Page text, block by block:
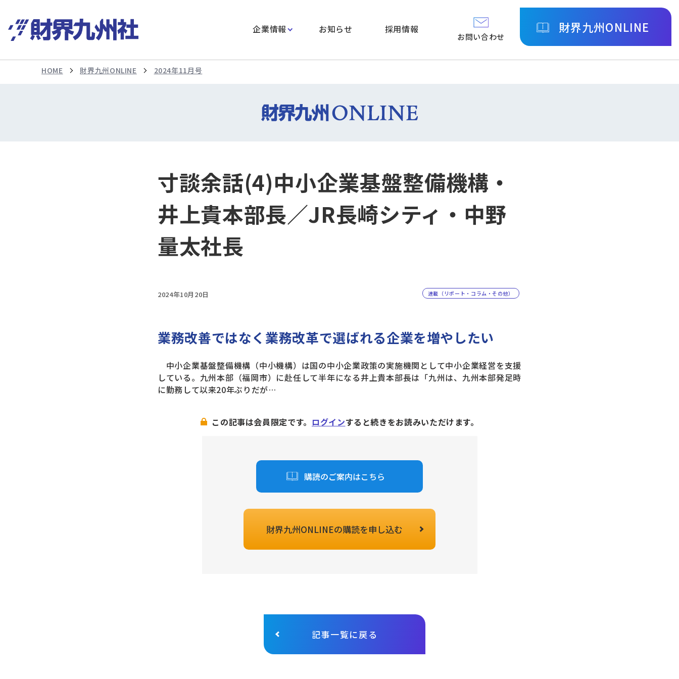
企業情報 お知らせ 採用情報
お問い合わせ
財界九州ONLINE
HOME 財界九州ONLINE 2024年11月号
寸談余話(4)中小企業基盤整備機構・
井上貴本部長／JR長崎シティ・中野
量太社長
2024年10月20日 連載（リポート・コラム・その他）
業務改善ではなく業務改革で選ばれる企業を増やしたい
中小企業基盤整備機構（中小機構）は国の中小企業政策の実施機関として中小企業経営を支援
している。九州本部（福岡市）に赴任して半年になる井上貴本部長は「九州は、九州本部発足時
に勤務して以来20年ぶりだが…
この記事は会員限定です。 ログインすると続きをお読みいただけます。
購読のご案内はこちら
財界九州ONLINEの購読を申し込む
記事一覧に戻る